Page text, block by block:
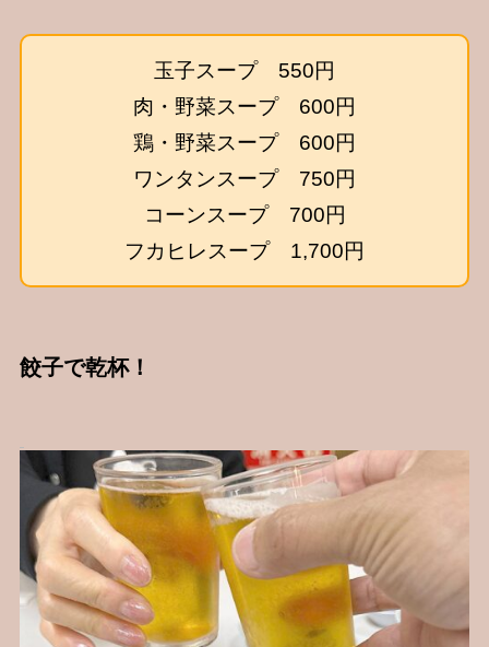
玉子スープ 550円
肉・野菜スープ 600円
鶏・野菜スープ 600円
ワンタンスープ 750円
コーンスープ 700円
フカヒレスープ 1,700円
餃子で乾杯！